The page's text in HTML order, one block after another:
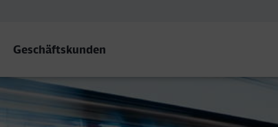
Geschäftskunden
Konstanz